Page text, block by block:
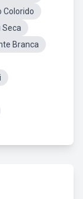
Colorido
Branca